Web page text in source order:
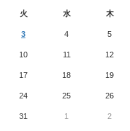
火 水 木
3 4 5
10 11 12
17 18 19
24 25 26
31 1 2